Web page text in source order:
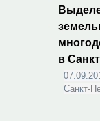
в
Санкт-